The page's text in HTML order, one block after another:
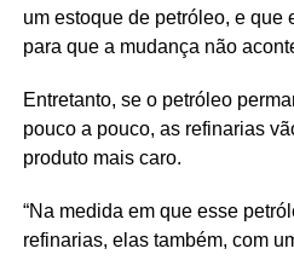
um estoque de petróleo, e que
para que a mudança não
Entretanto, se o petróleo
pouco a pouco, as refinarias
produto mais caro.
“Na medida em que esse
refinarias, elas também, com